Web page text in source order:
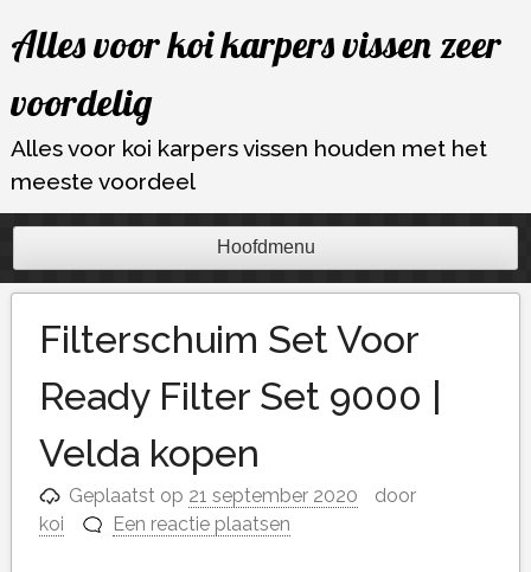
naar
inhoud
Alles voor koi karpers vissen zeer
voordelig
Alles voor koi karpers vissen houden met het
meeste voordeel
Hoofdmenu
Filterschuim Set Voor
Ready Filter Set 9000 |
Velda kopen
Geplaatst op 21 september 2020
door
koi
Een reactie plaatsen